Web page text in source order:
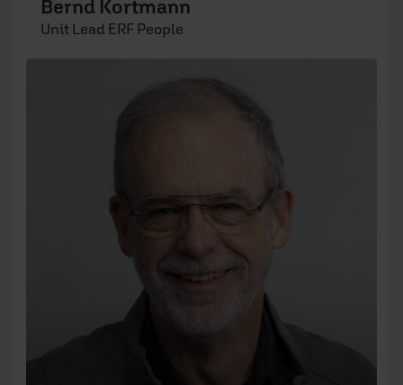
Bernd Kortmann
Unit Lead ERF People